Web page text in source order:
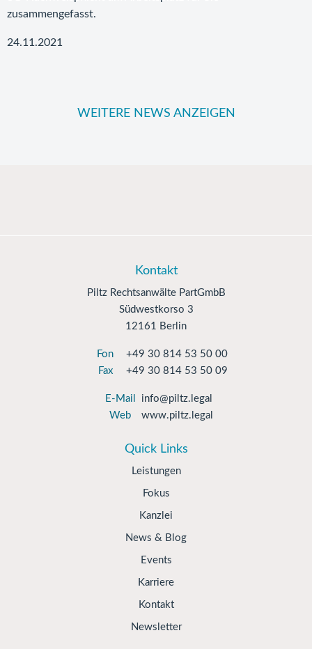
zusammengefasst.
24.11.2021
WEITERE NEWS ANZEIGEN
Kontakt
Piltz Rechtsanwälte PartGmbB
Südwestkorso 3
12161 Berlin
Fon
+49 30 814 53 50 00
Fax
+49 30 814 53 50 09
E-Mail
info@piltz.legal
Web
www.piltz.legal
Quick Links
Leistungen
Fokus
Kanzlei
News & Blog
Events
Karriere
Kontakt
Newsletter